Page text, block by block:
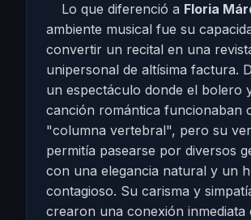
Lo que diferenció a Floria
ambiente musical fue su
convertir un recital en una
unipersonal de altísima factura.
un espectáculo donde el bolero
canción romántica funcionaban
"columna vertebral", pero su
permitía pasearse por diversos
con una elegancia natural y un
contagioso. Su carisma y
crearon una conexión inmediata